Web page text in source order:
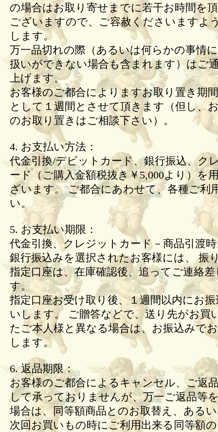
の場合はお取り寄せまでに若干お時間を
ございますので、ご容赦くださいますよ
します。
万一品切れの際（あるいは何らかの事情
扱いができない場合も含まれます）はご
上げます。
お客様のご都合によりますお取り置き期
として１週間とさせて頂きます（但し、
のお取り置きはご相談下さい）。
4. お支払い方法：
代金引換/デビットカード、銀行振込、ク
ード（ご購入金額税抜き￥5,000より）を
ざいます。 ご都合にあわせて、各種ご利
い。
5. お支払い期限：
代金引換、クレジットカード－商品引渡
銀行振込みを選択されたお客様には、 振
指定口座は、在庫確認後、追ってご連絡
す。
指定口座お受け取り後、１週間以内にお
いします。 ご贈答などで、送り先がお買
たご本人様と異なる場合は、お振込みで
します。
6. 返品期限：
お客様のご都合によるキャンセル、ご返
して承っておりませんが、万一ご返品等
場合は、同等額商品とのお取替え、ある
次回お買いもの時にご利用出来る同等額